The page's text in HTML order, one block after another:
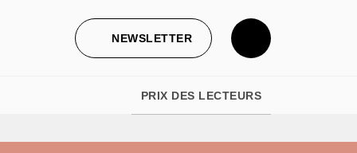
NEWSLETTER
PRIX DES LECTEURS